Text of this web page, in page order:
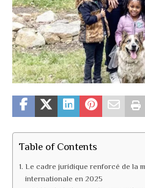
Table of Contents
Le cadre juridique renforcé de la
internationale en 2025